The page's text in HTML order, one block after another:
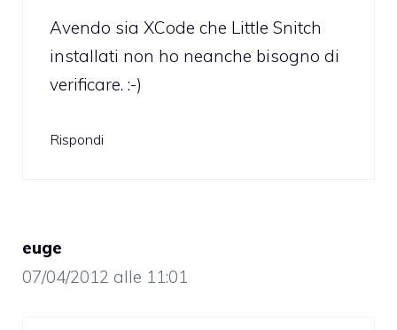
Avendo sia XCode che Little Snitch
installati non ho neanche bisogno di
verificare. :-)
Rispondi
euge
07/04/2012 alle 11:01